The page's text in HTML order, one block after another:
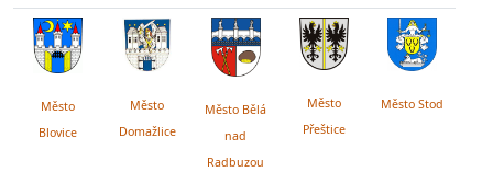
Město
Blovice
Město
Domažlice
Město Bělá
nad
Radbuzou
Město
Přeštice
Město Stod